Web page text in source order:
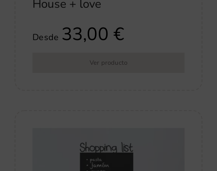
House + love
Desde 33,00€
Ver producto